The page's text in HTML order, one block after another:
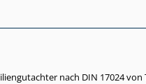
nach DIN 17024 von